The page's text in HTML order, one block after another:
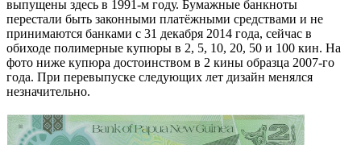
выпущены здесь в 1991-м году. Бумажные банкноты
перестали быть законными платёжными средствами и не
принимаются банками с 31 декабря 2014 года, сейчас в
обиходе полимерные купюры в 2, 5, 10, 20, 50 и 100 кин. На
фото ниже купюра достоинством в 2 кины образца 2007-го
года. При перевыпуске следующих лет дизайн менялся
незначительно.